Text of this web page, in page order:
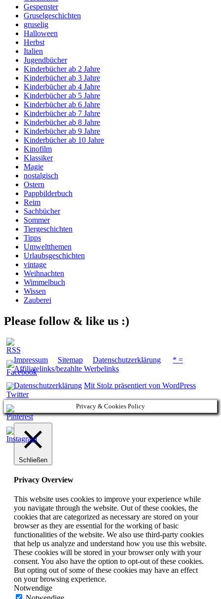
Gespenster
Gruselgeschichten
gruselig
Halloween
Herbst
Italien
Jugendbücher
Kinderbücher ab 2 Jahre
Kinderbücher ab 3 Jahre
Kinderbücher ab 4 Jahre
Kinderbücher ab 5 Jahre
Kinderbücher ab 6 Jahre
Kinderbücher ab 7 Jahre
Kinderbücher ab 8 Jahre
Kinderbücher ab 9 Jahre
Kinderbücher ab 10 Jahre
Kinofilm
Klassiker
Magie
nostalgisch
Ostern
Pappbilderbuch
Reim
Sachbücher
Sommer
Tiergeschichten
Tipps
Umweltthemen
Urlaubsgeschichten
vintage
Weihnachten
Wimmelbuch
Wissen
Zauberei
Please follow & like us :)
Impressum Sitemap Datenschutzerklärung
* =
Affiliatelinks/bezahlte Werbelinks
Datenschutzerklärung Mit Stolz präsentiert von WordPress
Privacy & Cookies Policy
Schließen
Privacy Overview
This website uses cookies to improve your experience while
you navigate through the website. Out of these cookies, the
cookies that are categorized as necessary are stored on your
browser as they are essential for the working of basic
functionalities of the website. We also use third-party cookies
that help us analyze and understand how you use this website.
These cookies will be stored in your browser only with your
consent. You also have the option to opt-out of these cookies.
But opting out of some of these cookies may have an effect
on your browsing experience.
Notwendige